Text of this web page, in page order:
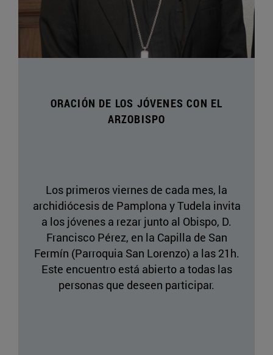
ORACIÓN DE LOS JÓVENES CON EL
ARZOBISPO
Los primeros viernes de cada mes, la
archidiócesis de Pamplona y Tudela invita
a los jóvenes a rezar junto al Obispo, D.
Francisco Pérez, en la Capilla de San
Fermín (Parroquia San Lorenzo) a las 21h.
Este encuentro está abierto a todas las
personas que deseen participar.